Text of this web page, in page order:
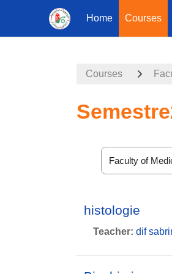
Home Courses
Courses
Course
histologie
Teacher: dif